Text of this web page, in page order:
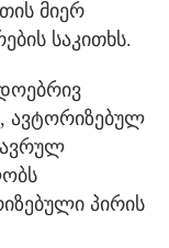
მიერ
საკითხს.
ავტორიზებულ
პირის